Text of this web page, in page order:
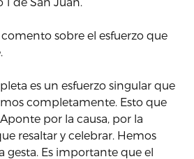
sobre el esfuerzo que
es un esfuerzo singular que
completamente. Esto que
por la causa, por la
resaltar y celebrar. Hemos
gesta. Es importante que el